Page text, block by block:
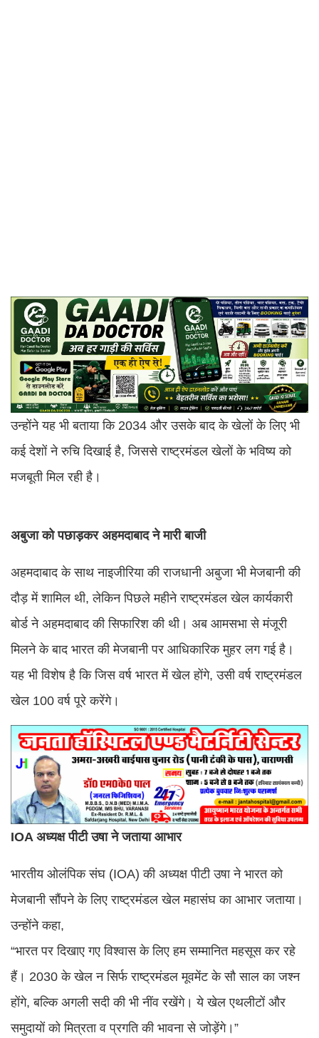
उन्होंने यह भी बताया कि 2034 और उसके बाद के खेलों के लिए भी
कई देशों ने रुचि दिखाई है, जिससे राष्ट्रमंडल खेलों के भविष्य को
मजबूती मिल रही है।
अबुजा को पछाड़कर अहमदाबाद ने मारी बाजी
अहमदाबाद के साथ नाइजीरिया की राजधानी अबुजा भी मेजबानी की
दौड़ में शामिल थी, लेकिन पिछले महीने राष्ट्रमंडल खेल कार्यकारी
बोर्ड ने अहमदाबाद की सिफारिश की थी। अब आमसभा से मंजूरी
मिलने के बाद भारत की मेजबानी पर आधिकारिक मुहर लग गई है।
यह भी विशेष है कि जिस वर्ष भारत में खेल होंगे, उसी वर्ष राष्ट्रमंडल
खेल 100 वर्ष पूरे करेंगे।
IOA अध्यक्ष पीटी उषा ने जताया आभार
भारतीय ओलंपिक संघ (IOA) की अध्यक्ष पीटी उषा ने भारत को
मेजबानी सौंपने के लिए राष्ट्रमंडल खेल महासंघ का आभार जताया।
उन्होंने कहा,
“भारत पर दिखाए गए विश्वास के लिए हम सम्मानित महसूस कर रहे
हैं। 2030 के खेल न सिर्फ राष्ट्रमंडल मूवमेंट के सौ साल का जश्न
होंगे, बल्कि अगली सदी की भी नींव रखेंगे। ये खेल एथलीटों और
समुदायों को मित्रता व प्रगति की भावना से जोड़ेंगे।”